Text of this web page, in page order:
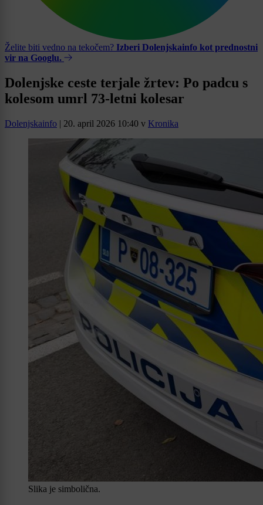
Želite biti vedno na tekočem? Izberi Dolenjskainfo kot prednostni
vir na Googlu.
Dolenjske ceste terjale žrtev: Po padcu s
kolesom umrl 73-letni kolesar
Dolenjskainfo | 20. april 2026 10:40 v Kronika
Slika je simbolična.